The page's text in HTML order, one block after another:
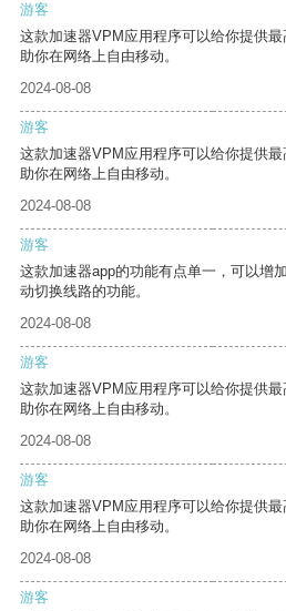
游客
这款加速器VPM应用程序可以给你提供
助你在网络上自由移动。
2024-08-08
游客
这款加速器VPM应用程序可以给你提供
助你在网络上自由移动。
2024-08-08
游客
这款加速器app的功能有点单一，可以增
动切换线路的功能。
2024-08-08
游客
这款加速器VPM应用程序可以给你提供
助你在网络上自由移动。
2024-08-08
游客
这款加速器VPM应用程序可以给你提供
助你在网络上自由移动。
2024-08-08
游客